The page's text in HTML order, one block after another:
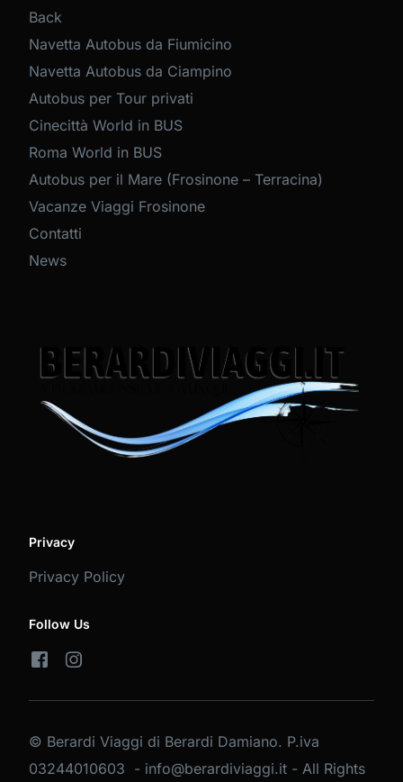
Back
Navetta Autobus da Fiumicino
Navetta Autobus da Ciampino
Autobus per Tour privati
Cinecittà World in BUS
Roma World in BUS
Autobus per il Mare (Frosinone – Terracina)
Vacanze Viaggi Frosinone
Contatti
News
Privacy
Privacy Policy
Follow Us
© Berardi Viaggi di Berardi Damiano. P.iva
03244010603 - info@berardiviaggi.it - All Rights